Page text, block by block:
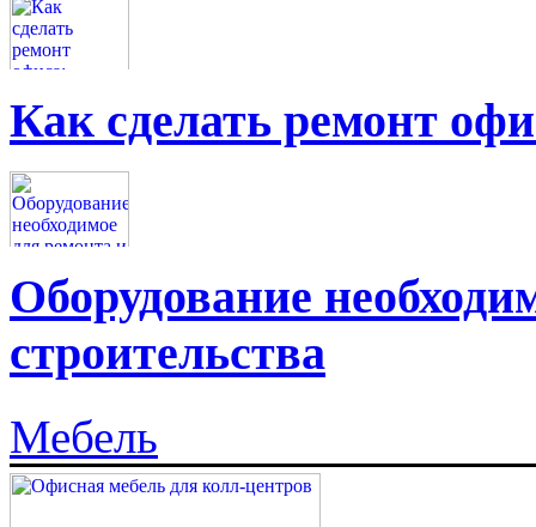
Как сделать ремонт
Оборудование
строительства
Мебель